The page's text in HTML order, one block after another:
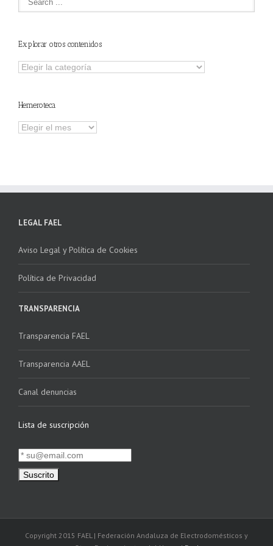
Explorar otros contenidos
Explorar
Hemeroteca
Hemeroteca
LEGAL FAEL
Aviso Legal y Política de Cookies
Política de Privacidad
TRANSPARENCIA
Transparencia FAEL
Transparencia AAEL
Canal denuncias
Lista de suscripción
Copyright 2015 FAEL | Federación Andaluza de Electrodomésticos y